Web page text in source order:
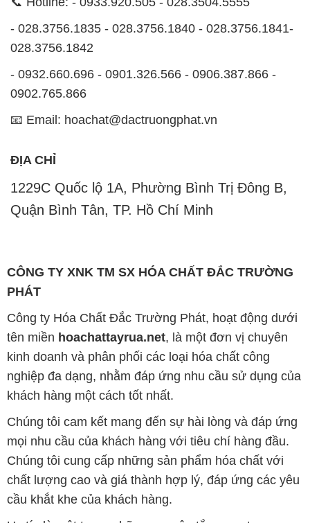
- 028.3756.1835 - 028.3756.1840 - 028.3756.1841-
028.3756.1842
- 0932.660.696 - 0901.326.566 - 0906.387.866 -
0902.765.866
📧 Email: hoachat@dactruongphat.vn
ĐỊA CHỈ
1229C Quốc lộ 1A, Phường Bình Trị Đông B,
Quận Bình Tân, TP. Hồ Chí Minh
CÔNG TY XNK TM SX HÓA CHẤT ĐẮC TRƯỜNG
PHÁT
Công ty Hóa Chất Đắc Trường Phát, hoạt động dưới
tên miền hoachattayrua.net, là một đơn vị chuyên
kinh doanh và phân phối các loại hóa chất công
nghiệp đa dạng, nhằm đáp ứng nhu cầu sử dụng của
khách hàng một cách tốt nhất.
Chúng tôi cam kết mang đến sự hài lòng và đáp ứng
mọi nhu cầu của khách hàng với tiêu chí hàng đầu.
Chúng tôi cung cấp những sản phẩm hóa chất với
chất lượng cao và giá thành hợp lý, đáp ứng các yêu
cầu khắt khe của khách hàng.